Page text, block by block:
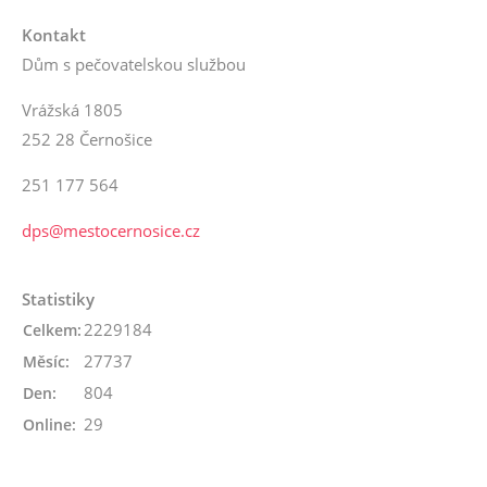
Kontakt
Dům s pečovatelskou službou
Vrážská 1805
252 28 Černošice
251 177 564
dps@mestocernosice.cz
Statistiky
Online: 29
Celkem: 2229184
Měsíc: 27737
Den: 804